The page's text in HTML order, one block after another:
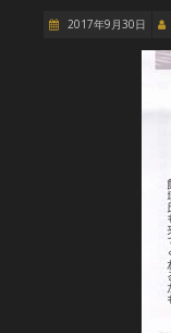
2017年9月30日